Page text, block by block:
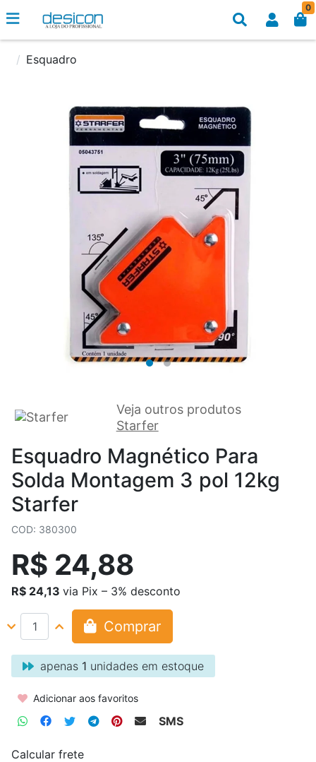
0
Esquadro
Veja outros produtos
Starfer
Esquadro Magnético Para
Solda Montagem 3 pol 12kg
Starfer
COD: 380300
R$ 24,88
R$ 24,13 via Pix – 3% desconto
Comprar
apenas 1 unidades em estoque
Adicionar aos favoritos
SMS
Calcular frete